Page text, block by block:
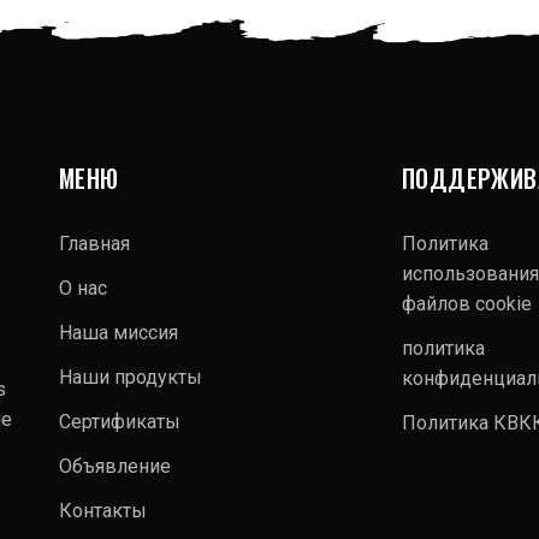
МЕНЮ
Главная
О нас
Наша миссия
Наши продукты
Сертификаты
Объявление
Контакты
Политика
использования
файлов cookie
политика
Политика